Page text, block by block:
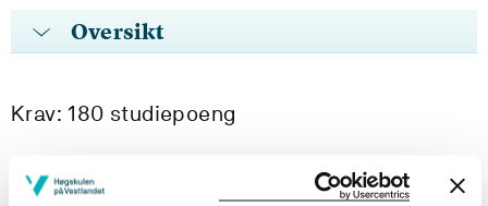
Oversikt
Krav: 180 studiepoeng
Obligatoriske emner